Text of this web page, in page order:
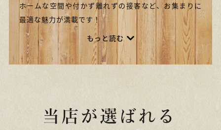
ホームな空間や付かず離れずの接客など、お集まりに
最適な魅力が満載です！
もっと読む